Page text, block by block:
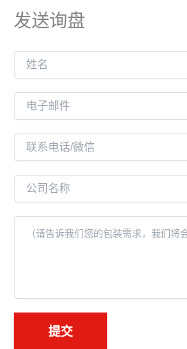
发送询盘
名
子
邮
*
系
电
司
名
提交